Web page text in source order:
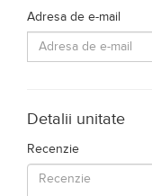
Adresa de e-mail
Detalii unitate
Recenzie